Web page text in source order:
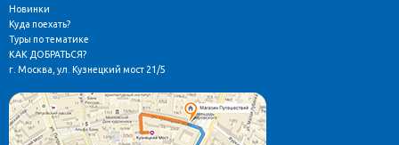
Новинки
Куда поехать?
Туры по тематике
КАК ДОБРАТЬСЯ?
г. Москва, ул. Кузнецкий мост 21/5